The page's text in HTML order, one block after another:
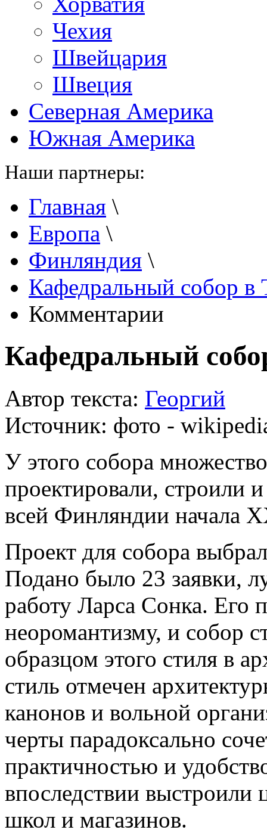
Чехия
Швейцария
Швеция
Северная Америка
Южная Америка
Наши партнеры:
Главная \
Европа \
Финляндия \
Кафедральный собор в
Комментарии
Кафедральный
Автор текста: Георгий
Источник: фото -
У этого собора
проектировали, строили
всей Финляндии начала
Проект для собора
Подано было 23 заявки,
работу Ларса Сонка. Его
неоромантизму, и собор
образцом этого стиля в
стиль отмечен
канонов и вольной
черты парадоксально
практичностью и
впоследствии
школ и магазинов.